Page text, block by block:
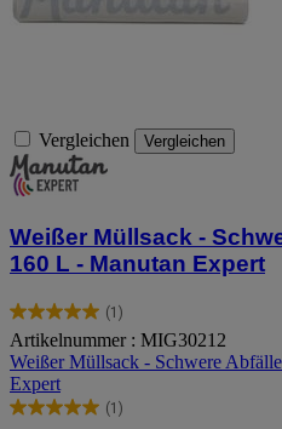
Vergleichen Vergleichen
Weißer Müllsack -
160 L - Manutan Expert
(1)
5.0
von
5
Sternen.
1
Artikelnummer : MIG30212
Weißer Müllsack - Schwere
Expert
(1)
5.0